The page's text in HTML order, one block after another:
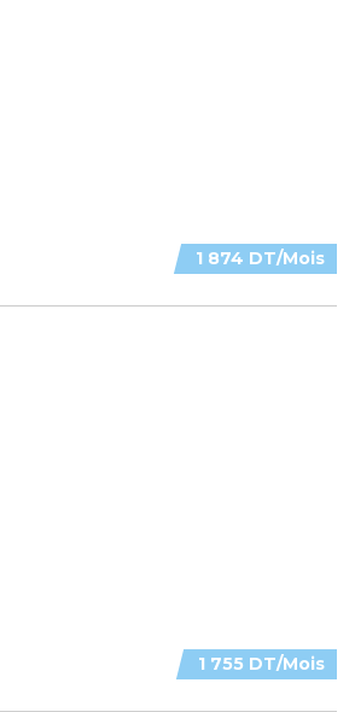
1 874 DT/Mois
1 755 DT/Mois